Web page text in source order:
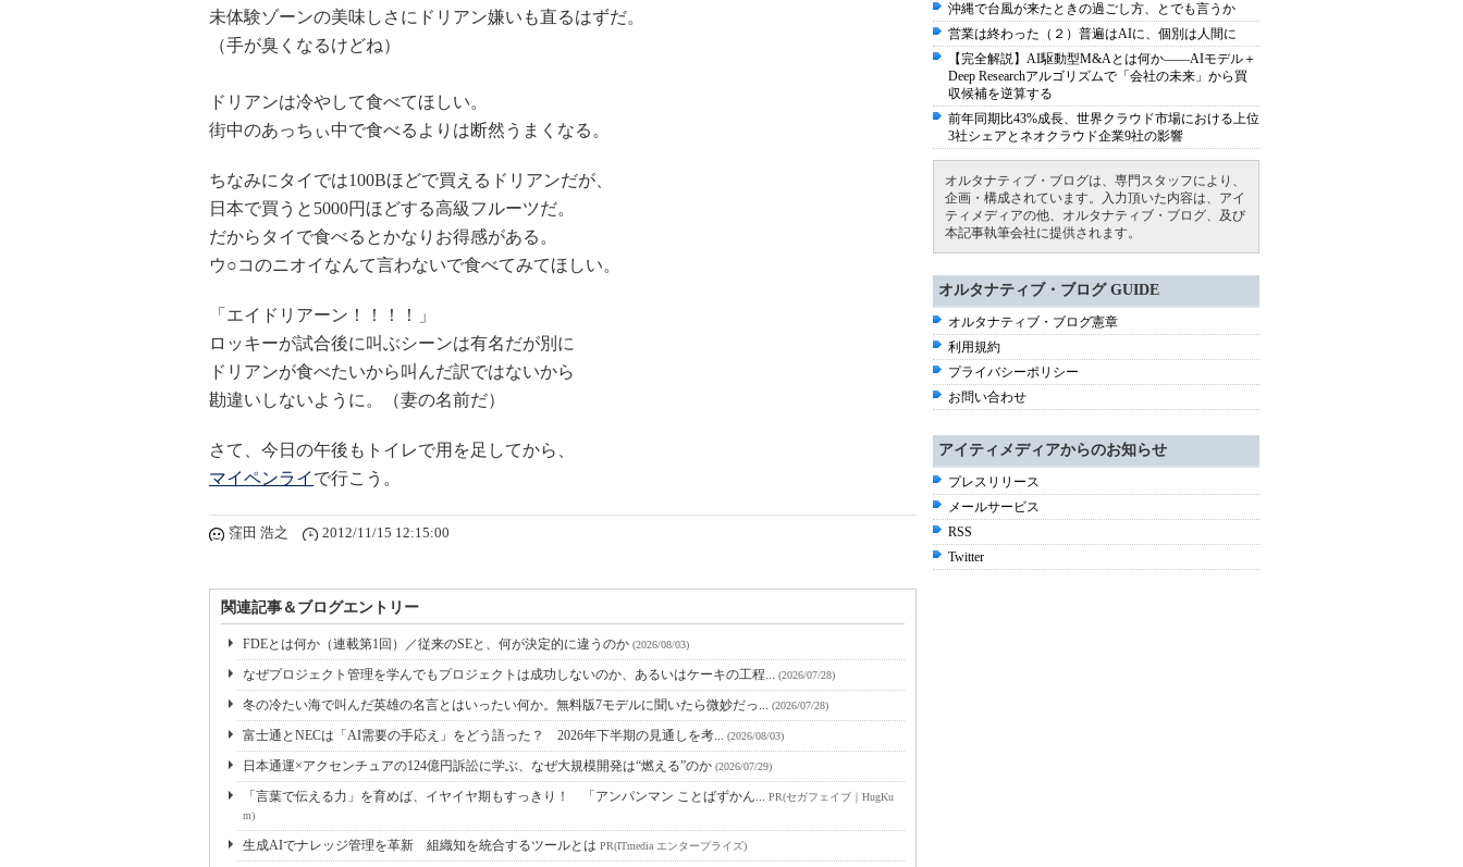
未体験ゾーンの美味しさにドリアン嫌いも直るはずだ。
（手が臭くなるけどね）
ドリアンは冷やして食べてほしい。
街中のあっちぃ中で食べるよりは断然うまくなる。
ちなみにタイでは100Bほどで買えるドリアンだが、
日本で買うと5000円ほどする高級フルーツだ。
だからタイで食べるとかなりお得感がある。
ウ○コのニオイなんて言わないで食べてみてほしい。
「エイドリアーン！！！！」
ロッキーが試合後に叫ぶシーンは有名だが別に
ドリアンが食べたいから叫んだ訳ではないから
勘違いしないように。（妻の名前だ）
さて、今日の午後もトイレで用を足してから、
マイペンライ で行こう。
窪田 浩之 2012/11/15 12:15:00
関連記事＆ブログエントリー
FDEとは何か（連載第1回）／従来のSEと、何が決定的に違うのか (2026/08/03)
なぜプロジェクト管理を学んでもプロジェクトは成功しないのか、あるいはケーキの工程... (2026/07/28)
冬の冷たい海で叫んだ英雄の名言とはいったい何か。無料版7モデルに聞いたら微妙だっ... (2026/07/28)
富士通とNECは「AI需要の手応え」をどう語った？ 2026年下半期の見通しを考... (2026/08/03)
日本通運×アクセンチュアの124億円訴訟に学ぶ、なぜ大規模開発は“燃える”のか (2026/07/29)
「言葉で伝える力」を育めば、イヤイヤ期もすっきり！ 「アンパンマン ことばずかん... PR(セガフェイブ｜HugKu
m)
生成AIでナレッジ管理を革新 組織知を統合するツールとは PR(ITmedia エンタープライズ)
沖縄で台風が来たときの過ごし方、とでも言うか
営業は終わった（２）普遍はAIに、個別は人間に
【完全解説】AI駆動型M&Aとは何か――AIモデル＋
Deep Researchアルゴリズムで「会社の未来」から買
収候補を逆算する
前年同期比43%成長、世界クラウド市場における上位
3社シェアとネオクラウド企業9社の影響
オルタナティブ・ブログは、専門スタッフにより、
企画・構成されています。入力頂いた内容は、アイ
ティメディアの他、オルタナティブ・ブログ、及び
本記事執筆会社に提供されます。
オルタナティブ・ブログ GUIDE
オルタナティブ・ブログ憲章
利用規約
プライバシーポリシー
お問い合わせ
アイティメディアからのお知らせ
プレスリリース
メールサービス
RSS
Twitter